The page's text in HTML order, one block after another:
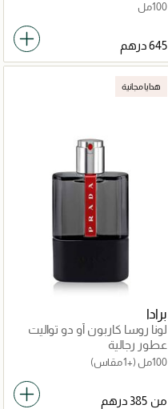
100مل
هدايا مجانية
برادا
لونا روسا كاربون أو دو تواليت
عطور رجالية
100مل (+1 مقاس)
من